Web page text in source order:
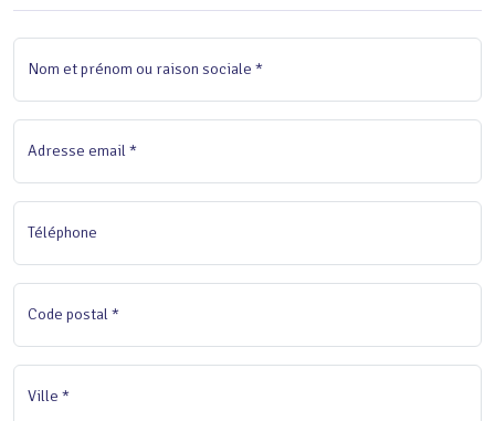
Nom et prénom ou raison sociale *
Adresse email *
Téléphone
Code postal *
Ville *